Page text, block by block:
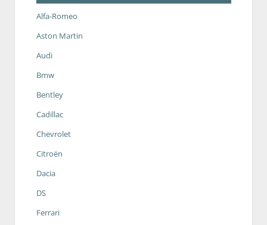
Alfa-Romeo
Aston Martin
Audi
Bmw
Bentley
Cadillac
Chevrolet
Citroën
Dacia
DS
Ferrari